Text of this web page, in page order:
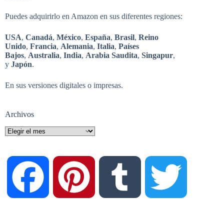
Puedes adquirirlo en Amazon en sus diferentes regiones:
USA, Canadá, México, España, Brasil, Reino
Unido, Francia, Alemania, Italia, Países
Bajos, Australia, India, Arabia Saudita, Singapur,
y Japón.
En sus versiones digitales o impresas.
Archivos
Archivos